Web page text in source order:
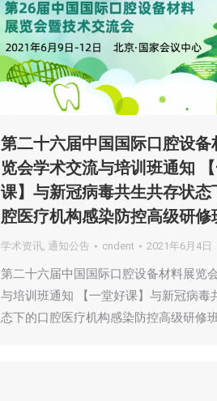
第二十六届中国国际口腔设备
览会学术交流与培训班通知
课】与新冠病毒共生共存状态
腔医疗机构感染防控高级研修
学术资讯, 通知公告 cndent 2021年6月4日
第二十六届中国国际口腔设备材料展览
与培训班通知 【一堂好课】与新冠病毒
态下的口腔医疗机构感染防控高级研修